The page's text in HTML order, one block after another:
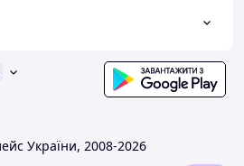
України, 2008-2026